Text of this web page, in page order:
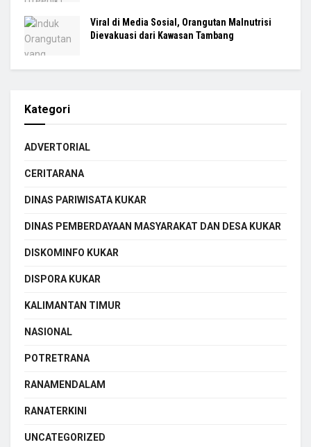
Viral di Media Sosial, Orangutan Malnutrisi
Dievakuasi dari Kawasan Tambang
Kategori
ADVERTORIAL
CERITARANA
DINAS PARIWISATA KUKAR
DINAS PEMBERDAYAAN MASYARAKAT DAN DESA KUKAR
DISKOMINFO KUKAR
DISPORA KUKAR
KALIMANTAN TIMUR
NASIONAL
POTRETRANA
RANAMENDALAM
RANATERKINI
UNCATEGORIZED